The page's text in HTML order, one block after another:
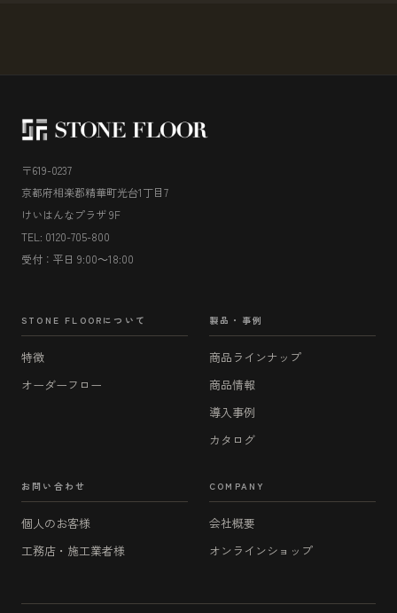
〒619-0237
京都府相楽郡精華町光台1丁目7
けいはんなプラザ 9F
TEL: 0120-705-800
受付：平日 9:00～18:00
STONE FLOORについて
特徴
オーダーフロー
製品・事例
商品ラインナップ
商品情報
導入事例
カタログ
お問い合わせ
個人のお客様
工務店・施工業者様
COMPANY
会社概要
オンラインショップ